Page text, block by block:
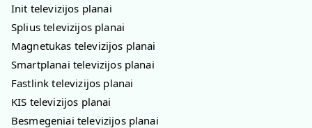
Init televizijos planai
Splius televizijos planai
Magnetukas televizijos planai
Smartplanai televizijos planai
Fastlink televizijos planai
KIS televizijos planai
Besmegeniai televizijos planai